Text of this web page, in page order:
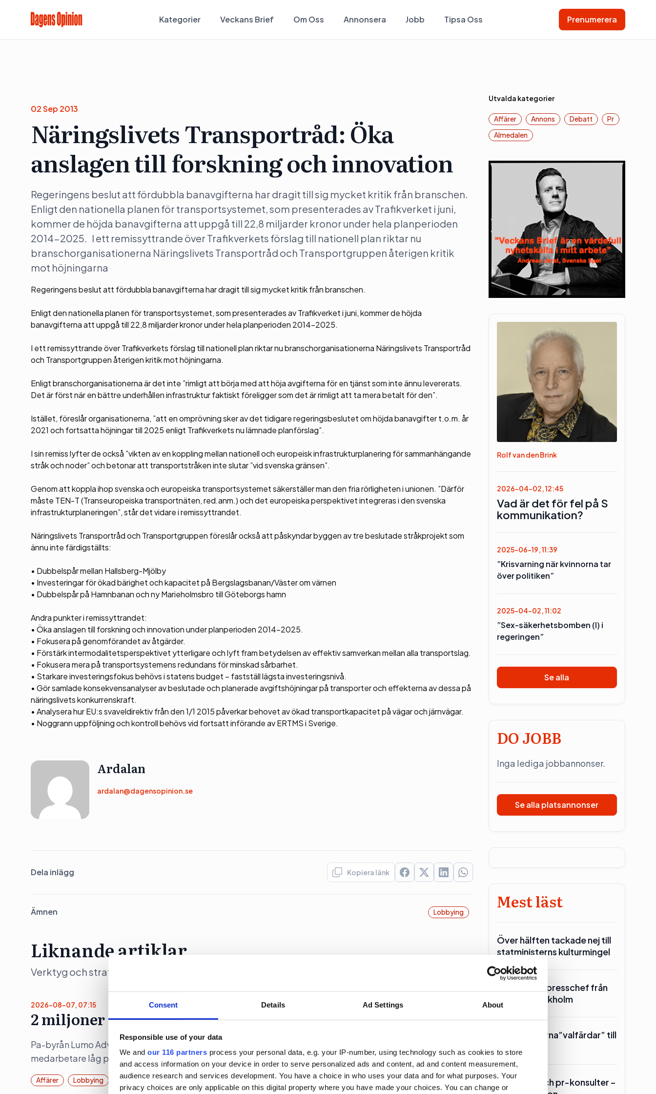
Consent Details Ad Settings About
Responsible use of your data
We and our 116 partners process your personal data, e.g. your IP-number, using technology such as cookies to store
and access information on your device in order to serve personalized ads and content, ad and content measurement,
audience research and services development. You have a choice in who uses your data and for what purposes. Your
privacy choices are only applicable on this digital property where you have made your choices. You can change or
Kategorier Veckans Brief Om Oss Annonsera Jobb Tipsa Oss Prenumerera
02 Sep 2013
Näringslivets Transportråd: Öka
anslagen till forskning och innovation
Regeringens beslut att fördubbla banavgifterna har dragit till sig mycket kritik från branschen.
Enligt den nationella planen för transportsystemet, som presenterades av Trafikverket i juni,
kommer de höjda banavgifterna att uppgå till 22,8 miljarder kronor under hela planperioden
2014-2025. I ett remissyttrande över Trafikverkets förslag till nationell plan riktar nu
branschorganisationerna Näringslivets Transportråd och Transportgruppen återigen kritik
mot höjningarna
Regeringens beslut att fördubbla banavgifterna har dragit till sig mycket kritik från branschen.
Enligt den nationella planen för transportsystemet, som presenterades av Trafikverket i juni, kommer de höjda
banavgifterna att uppgå till 22,8 miljarder kronor under hela planperioden 2014-2025.
I ett remissyttrande över Trafikverkets förslag till nationell plan riktar nu branschorganisationerna Näringslivets Transportråd
och Transportgruppen återigen kritik mot höjningarna.
Enligt branschorganisationerna är det inte ”rimligt att börja med att höja avgifterna för en tjänst som inte ännu levererats.
Det är först när en bättre underhållen infrastruktur faktiskt föreligger som det är rimligt att ta mera betalt för den”.
Istället, föreslår organisationerna, ”att en omprövning sker av det tidigare regeringsbeslutet om höjda banavgifter t.o.m. år
2021 och fortsatta höjningar till 2025 enligt Trafikverkets nu lämnade planförslag”.
I sin remiss lyfter de också ”vikten av en koppling mellan nationell och europeisk infrastrukturplanering för sammanhängande
stråk och noder” och betonar att transportstråken inte slutar ”vid svenska gränsen”.
Genom att koppla ihop svenska och europeiska transportsystemet säkerställer man den fria rörligheten i unionen. ”Därför
måste TEN-T (Transeuropeiska transportnäten, red.anm.) och det europeiska perspektivet integreras i den svenska
infrastrukturplaneringen”, står det vidare i remissyttrandet.
Näringslivets Transportråd och Transportgruppen föreslår också att påskyndar byggen av tre beslutade stråkprojekt som
ännu inte färdigställts:
• Dubbelspår mellan Hallsberg-Mjölby
• Investeringar för ökad bärighet och kapacitet på Bergslagsbanan/Väster om värnen
• Dubbelspår på Hamnbanan och ny Marieholmsbro till Göteborgs hamn
Andra punkter i remissyttrandet:
• Öka anslagen till forskning och innovation under planperioden 2014-2025.
• Fokusera på genomförandet av åtgärder.
• Förstärk intermodalitetsperspektivet ytterligare och lyft fram betydelsen av effektiv samverkan mellan alla transportslag.
• Fokusera mera på transportsystemens redundans för minskad sårbarhet.
• Starkare investeringsfokus behövs i statens budget – fastställ lägsta investeringsnivå.
• Gör samlade konsekvensanalyser av beslutade och planerade avgiftshöjningar på transporter och effekterna av dessa på
näringslivets konkurrenskraft.
• Analysera hur EU:s svaveldirektiv från den 1/1 2015 påverkar behovet av ökad transportkapacitet på vägar och järnvägar.
• Noggrann uppföljning och kontroll behövs vid fortsatt införande av ERTMS i Sverige.
Ardalan
ardalan@dagensopinion.se
Dela inlägg Kopiera länk
Ämnen Lobbying
Liknande artiklar
Verktyg och strategier som moderna team behöver för att hjälpa sina företag att växa.
2026-08-07, 07:15
2 miljoner i vinst per anställd hos Lumo
Pa-byrån Lumo Advice presterade en rörelsemarginal på 41 procent under 2025. Rörelsevinsten per
medarbetare låg på 2,1 miljoner kronor.
Affärer Lobbying Pr
Utvalda kategorier
Affärer Annons Debatt
Pr
Almedalen
Rolf van den Brink
2026-04-02, 12:45
Vad är det för fel på S
kommunikation?
2025-06-19, 11:39
”Krisvarning när kvinnorna tar
över politiken”
2025-04-02, 11:02
”Sex-säkerhetsbomben (l) i
regeringen”
Se alla
DO JOBB
Inga lediga jobbannonser.
Se alla platsannonser
Mest läst
Över hälften tackade nej till
statministerns kulturmingel
SKR hämtar presschef från
Region Stockholm
Toppolitikerna”valfärdar” till
Lars Lerin och pr-konsulter –